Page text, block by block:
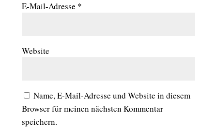
E-Mail-Adresse *
Website
Name, E-Mail-Adresse und Website in diesem
Browser für meinen nächsten Kommentar
speichern.